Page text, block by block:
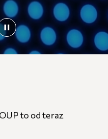
to od teraz